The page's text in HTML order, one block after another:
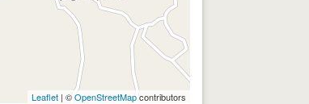
Leaflet | ©OpenStreetMapcontributors